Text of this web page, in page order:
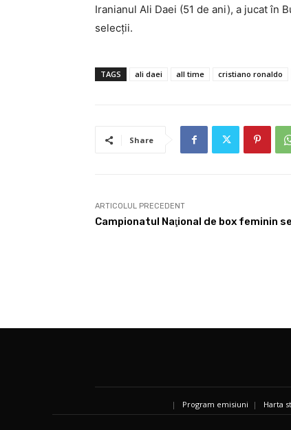
Iranianul Ali Daei (51 de ani), a jucat în
selecții.
TAGS ali daei all time cristiano ronaldo
Share
ARTICOLUL PRECEDENT
Campionatul Naţional de box feminin
| Program emisiuni | Harta